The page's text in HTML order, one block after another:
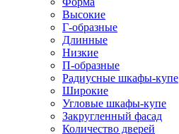
Высокие
Г-образные
Длинные
Низкие
П-образные
Радиусные шкафы-купе
Широкие
Угловые шкафы-купе
Закругленный фасад
Количество дверей